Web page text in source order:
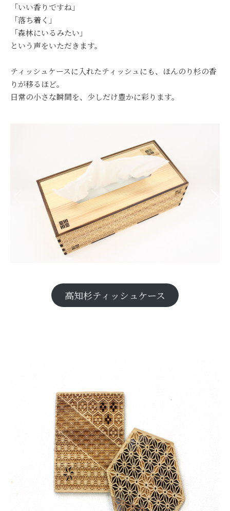
「いい香りですね」
「落ち着く」
「森林にいるみたい」
という声をいただきます。
ティッシュケースに入れたティッシュにも、ほんのり杉の香
りが移るほど。
日常の小さな瞬間を、少しだけ豊かに彩ります。
高知杉ティッシュケース